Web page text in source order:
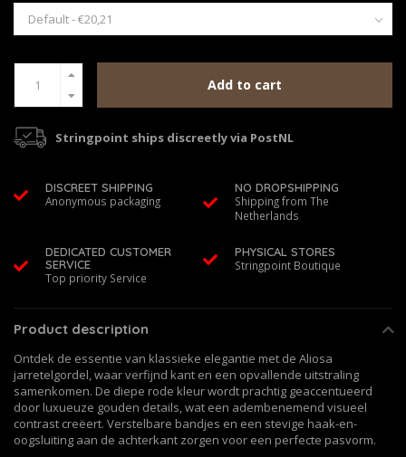
Add to cart
Stringpoint ships discreetly via PostNL
DISCREET SHIPPING
Anonymous packaging
NO DROPSHIPPING
Shipping from The
Netherlands
DEDICATED CUSTOMER
SERVICE
Top priority Service
PHYSICAL STORES
Stringpoint Boutique
Product description
Ontdek de essentie van klassieke elegantie met de Aliosa
jarretelgordel, waar verfijnd kant en een opvallende uitstraling
samenkomen. De diepe rode kleur wordt prachtig geaccentueerd
door luxueuze gouden details, wat een adembenemend visueel
contrast creëert. Verstelbare bandjes en een stevige haak-en-
oogsluiting aan de achterkant zorgen voor een perfecte pasvorm.